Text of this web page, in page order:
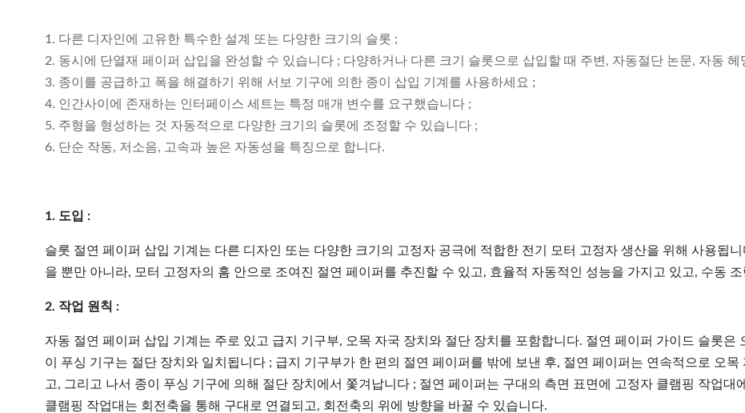
1. 다른 디자인에 고유한 특수한 설계 또는 다양한 크기의 슬롯 ;
2. 동시에 단열재 페이퍼 삽입을 완성할 수 있습니다 ; 다양하거나 다른 크기 슬롯으로 삽입할 때 주변, 자동절단 논문, 자동
3. 종이를 공급하고 폭을 해결하기 위해 서보 기구에 의한 종이 삽입 기계를 사용하세요 ;
4. 인간사이에 존재하는 인터페이스 세트는 특정 매개 변수를 요구했습니다 ;
5. 주형을 형성하는 것 자동적으로 다양한 크기의 슬롯에 조정할 수 있습니다 ;
6. 단순 작동, 저소음, 고속과 높은 자동성을 특징으로 합니다.
1. 도입 :
슬롯 절연 페이퍼 삽입 기계는 다른 디자인 또는 다양한 크기의 고정자 공극에 적합한 전기 모터 고정자 생산을 위해 사용됩
을 뿐만 아니라, 모터 고정자의 홈 안으로 조여진 절연 페이퍼를 추진할 수 있고, 효율적 자동적인 성능을 가지고 있고, 수동
2. 작업 원칙 :
자동 절연 페이퍼 삽입 기계는 주로 있고 급지 기구부, 오목 자국 장치와 절단 장치를 포함합니다. 절연 페이퍼 가이드 슬롯은
이 푸싱 기구는 절단 장치와 일치됩니다 ; 급지 기구부가 한 편의 절연 페이퍼를 밖에 보낸 후, 절연 페이퍼는 연속적으로 오
고, 그리고 나서 종이 푸싱 기구에 의해 절단 장치에서 쫓겨납니다 ; 절연 페이퍼는 구대의 측면 표면에 고정자 클램핑 작업
클램핑 작업대는 회전축을 통해 구대로 연결되고, 회전축의 위에 방향을 바꿀 수 있습니다.